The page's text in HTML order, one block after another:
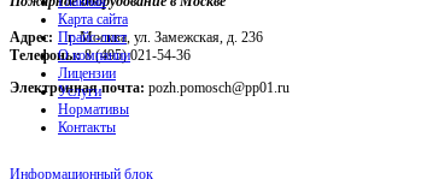
Адрес: г. Москва, ул. Замежская, д. 236
Телефоны:8 (495) 021-54-36
Электронная почта: pozh.pomosch@pp01.ru
Карта сайта
Прайс-лист
О компании
Лицензии
Услуги
Нормативы
Контакты
Информационный блок